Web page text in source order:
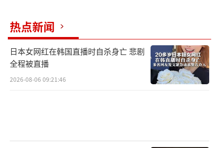
热点新闻
日本女网红在韩国直播时自杀身亡 悲剧
全程被直播
2026-08-06 09:21:46